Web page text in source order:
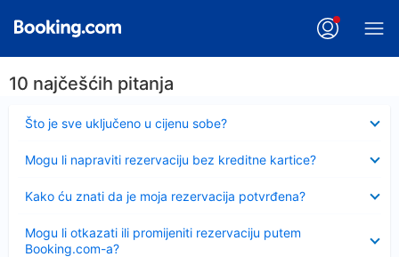
10 najčešćih pitanja
Što je sve uključeno u cijenu sobe?
Sažeto
Mogu li napraviti rezervaciju bez kreditne kartice?
Kako ću znati da je moja rezervacija potvrđena?
Mogu li otkazati ili promijeniti rezervaciju putem
Booking.com-a?